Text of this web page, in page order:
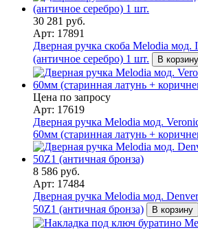
30 281 руб.
Арт: 17891
Дверная ручка скоба Melodia мод.
(античное серебро) 1 шт.
В корзину
Цена по запросу
Арт: 17619
Дверная ручка Melodia мод.
60мм (старинная латунь +
8 586 руб.
Арт: 17484
Дверная ручка Melodia мод.
50Z1 (античная бронза)
В корзину